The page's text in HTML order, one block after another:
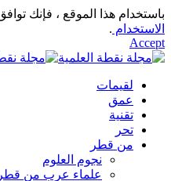
باستخدام هذا الموقع ، فإنك
الاستخدام .
Accept
لقيمات
عمق
تقنية
تحر
من قطر
نجوم العلوم
علماء عرب من قطر